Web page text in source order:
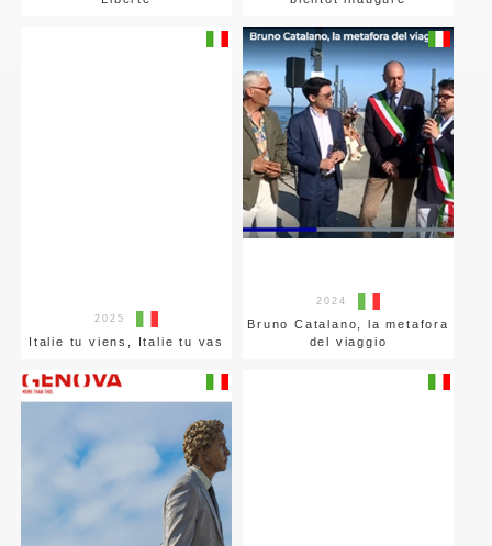
2025
Italie tu viens, Italie tu vas
2024
Bruno Catalano, la metafora
del viaggio